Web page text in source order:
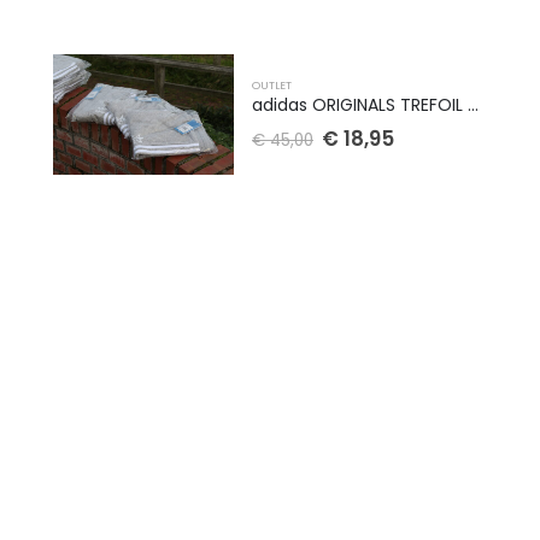
OUTLET
adidas ORIGINALS TREFOIL grijze jogginsbroek / broek - UNISEX - GD2705 - MAAT 134-164
€45,00 € 18,95